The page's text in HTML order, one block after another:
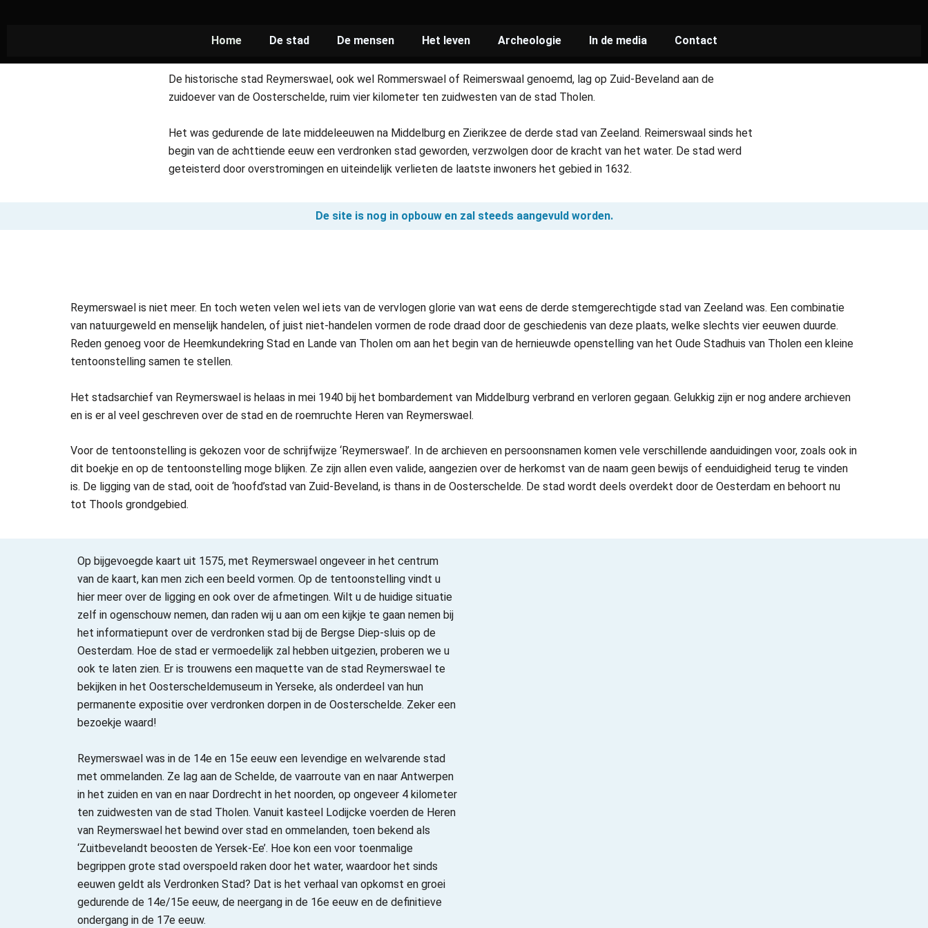
inhoud
Home De stad De mensen Het leven Archeologie In de media Contact
De historische stad Reymerswael, ook wel Rommerswael of Reimerswaal genoemd, lag op Zuid-Beveland aan de
zuidoever van de Oosterschelde, ruim vier kilometer ten zuidwesten van de stad Tholen.
Het was gedurende de late middeleeuwen na Middelburg en Zierikzee de derde stad van Zeeland. Reimerswaal sinds het
begin van de achttiende eeuw een verdronken stad geworden, verzwolgen door de kracht van het water. De stad werd
geteisterd door overstromingen en uiteindelijk verlieten de laatste inwoners het gebied in 1632.
De site is nog in opbouw en zal steeds aangevuld worden.
Reymerswael is niet meer. En toch weten velen wel iets van de vervlogen glorie van wat eens de derde stemgerechtigde stad van Zeeland was. Een combinatie
van natuurgeweld en menselijk handelen, of juist niet-handelen vormen de rode draad door de geschiedenis van deze plaats, welke slechts vier eeuwen duurde.
Reden genoeg voor de Heemkundekring Stad en Lande van Tholen om aan het begin van de hernieuwde openstelling van het Oude Stadhuis van Tholen een kleine
tentoonstelling samen te stellen.
Het stadsarchief van Reymerswael is helaas in mei 1940 bij het bombardement van Middelburg verbrand en verloren gegaan. Gelukkig zijn er nog andere archieven
en is er al veel geschreven over de stad en de roemruchte Heren van Reymerswael.
Voor de tentoonstelling is gekozen voor de schrijfwijze ‘Reymerswael’. In de archieven en persoonsnamen komen vele verschillende aanduidingen voor, zoals ook in
dit boekje en op de tentoonstelling moge blijken. Ze zijn allen even valide, aangezien over de herkomst van de naam geen bewijs of eenduidigheid terug te vinden
is. De ligging van de stad, ooit de ‘hoofd’stad van Zuid-Beveland, is thans in de Oosterschelde. De stad wordt deels overdekt door de Oesterdam en behoort nu
tot Thools grondgebied.
Op bijgevoegde kaart uit 1575, met Reymerswael ongeveer in het centrum
van de kaart, kan men zich een beeld vormen. Op de tentoonstelling vindt u
hier meer over de ligging en ook over de afmetingen. Wilt u de huidige situatie
zelf in ogenschouw nemen, dan raden wij u aan om een kijkje te gaan nemen bij
het informatiepunt over de verdronken stad bij de Bergse Diep-sluis op de
Oesterdam. Hoe de stad er vermoedelijk zal hebben uitgezien, proberen we u
ook te laten zien. Er is trouwens een maquette van de stad Reymerswael te
bekijken in het Oosterscheldemuseum in Yerseke, als onderdeel van hun
permanente expositie over verdronken dorpen in de Oosterschelde. Zeker een
bezoekje waard!
Reymerswael was in de 14e en 15e eeuw een levendige en welvarende stad
met ommelanden. Ze lag aan de Schelde, de vaarroute van en naar Antwerpen
in het zuiden en van en naar Dordrecht in het noorden, op ongeveer 4 kilometer
ten zuidwesten van de stad Tholen. Vanuit kasteel Lodijcke voerden de Heren
van Reymerswael het bewind over stad en ommelanden, toen bekend als
‘Zuitbevelandt beoosten de Yersek-Ee’. Hoe kon een voor toenmalige
begrippen grote stad overspoeld raken door het water, waardoor het sinds
eeuwen geldt als Verdronken Stad? Dat is het verhaal van opkomst en groei
gedurende de 14e/15e eeuw, de neergang in de 16e eeuw en de definitieve
ondergang in de 17e eeuw.